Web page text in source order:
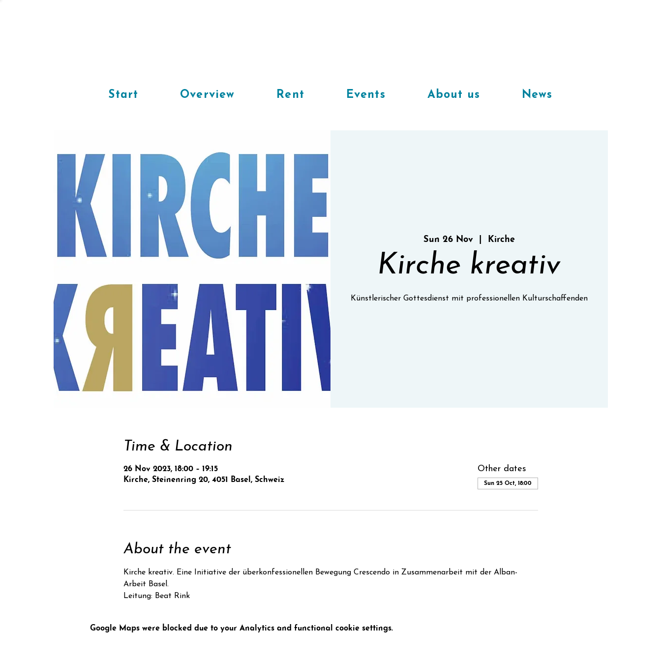
Start Overview Rent Events About us News
Sun 26 Nov
  |
Kirche
Kirche kreativ
Künstlerischer Gottesdienst mit professionellen Kulturschaffenden
Time & Location
26 Nov 2023, 18:00 – 19:15
Kirche, Steinenring 20, 4051 Basel, Schweiz
Other dates
Sun 25 Oct, 18:00
About the event
Kirche kreativ. Eine Initiative der überkonfessionellen Bewegung Crescendo in Zusammenarbeit mit der Alban-
Arbeit Basel.
Leitung: Beat Rink
Google Maps were blocked due to your Analytics and functional cookie settings.